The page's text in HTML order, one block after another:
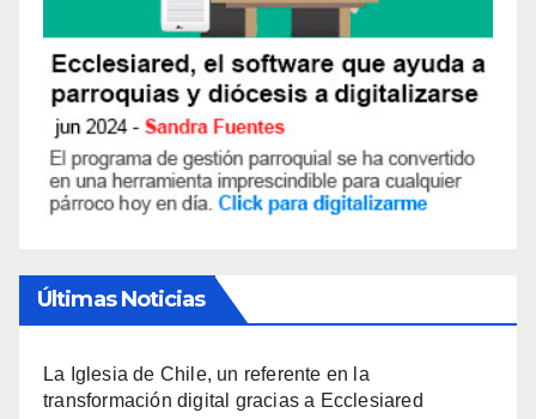
Últimas Noticias
La Iglesia de Chile, un referente en la
transformación digital gracias a Ecclesiared